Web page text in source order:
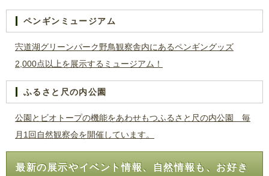
ペンギンミュージアム
宍道湖グリーンパーク野鳥観察舎内にあるペンギングッズ
2,000点以上を展示するミュージアム！
ふるさと尺の内公園
公園とビオトープの機能をあわせもつふるさと尺の内公園 毎
月1回自然観察会を開催しています。
最新の展示やイベント情報、自然情報も、お好き